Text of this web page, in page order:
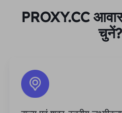
PROXY.CC
चुनें?